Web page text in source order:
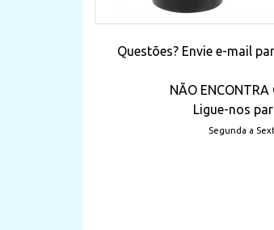
Questões? Envie e-mail
NÃO ENCONTRA
Ligue-nos
Segunda a